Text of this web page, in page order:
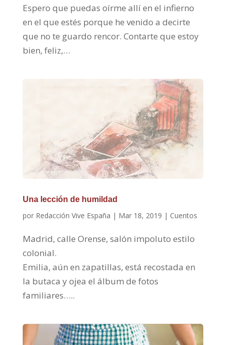
Espero que puedas oírme allí en el infierno
en el que estés porque he venido a decirte
que no te guardo rencor. Contarte que estoy
bien, feliz,…
Una lección de humildad
por Redacción Vive España | Mar 18, 2019 | Cuentos
Madrid, calle Orense, salón impoluto estilo
colonial.
Emilia, aún en zapatillas, está recostada en
la butaca y ojea el álbum de fotos
familiares…..